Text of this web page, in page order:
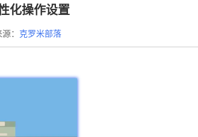
化操作设置
： 克罗米部落